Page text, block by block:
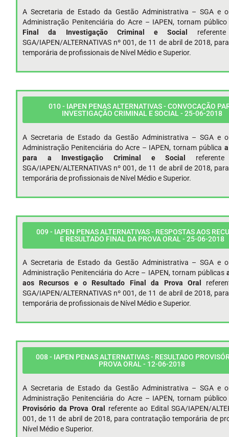
A Secretaria de Estado da Gestão Administrativa – SGA e
Administração Penitenciária do Acre – IAPEN, tornam
Final da Investigação Criminal e Social
SGA/IAPEN/ALTERNATIVAS nº 001, de 11 de abril de 2018,
temporária de profissionais de Nível Médio e Superior.
010 - IAPEN PENAS ALTERNATIVAS - CONVOCAÇÃO
INVESTIGAÇÃO CRIMINAL E SOCIAL - 25-06-2018
A Secretaria de Estado da Gestão Administrativa – SGA e
Administração Penitenciária do Acre – IAPEN, tornam pública
para a Investigação Criminal e Social
SGA/IAPEN/ALTERNATIVAS nº 001, de 11 de abril de 2018,
temporária de profissionais de Nível Médio e Superior.
009 - IAPEN PENAS ALTERNATIVAS - RESPOSTAS AOS
E RESULTADO FINAL DA PROVA ORAL - 25-06-2018
A Secretaria de Estado da Gestão Administrativa – SGA e
Administração Penitenciária do Acre – IAPEN, tornam públicas
aos Recursos e o Resultado Final da Prova Oral
SGA/IAPEN/ALTERNATIVAS nº 001, de 11 de abril de 2018,
temporária de profissionais de Nível Médio e Superior.
008 - IAPEN PENAS ALTERNATIVAS - RESULTADO
PROVA ORAL - 12-06-2018
A Secretaria de Estado da Gestão Administrativa – SGA e
Administração Penitenciária do Acre – IAPEN, tornam
Provisório da Prova Oral referente ao Edital SGA/IAPEN/
001, de 11 de abril de 2018, para contratação temporária de
Nível Médio e Superior.